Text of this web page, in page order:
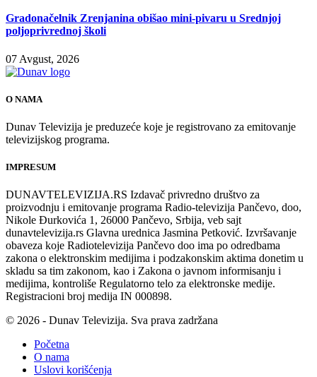
Gradonačelnik Zrenjanina obišao mini-pivaru u Srednjoj
poljoprivrednoj školi
07 Avgust, 2026
O NAMA
Dunav Televizija je preduzeće koje je registrovano za emitovanje
televizijskog programa.
IMPRESUM
DUNAVTELEVIZIJA.RS Izdavač privredno društvo za
proizvodnju i emitovanje programa Radio-televizija Pančevo, doo,
Nikole Đurkovića 1, 26000 Pančevo, Srbija, veb sajt
dunavtelevizija.rs Glavna urednica Jasmina Petković. Izvršavanje
obaveza koje Radiotelevizija Pančevo doo ima po odredbama
zakona o elektronskim medijima i podzakonskim aktima donetim u
skladu sa tim zakonom, kao i Zakona o javnom informisanju i
medijima, kontroliše Regulatorno telo za elektronske medije.
Registracioni broj medija IN 000898.
© 2026 - Dunav Televizija. Sva prava zadržana
Početna
O nama
Uslovi korišćenja